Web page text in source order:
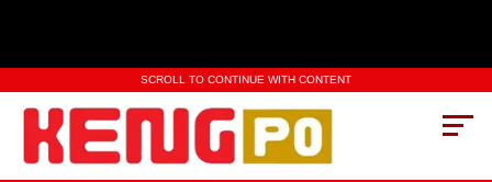
SCROLL TO CONTINUE WITH CONTENT